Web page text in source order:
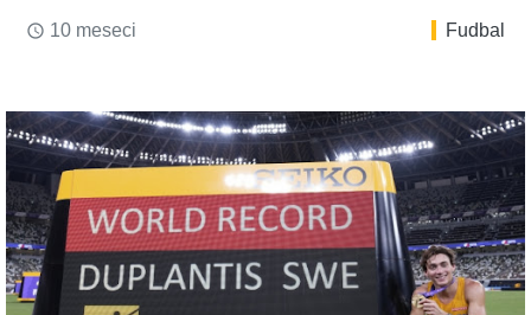
access_time 10 meseci Fudbal